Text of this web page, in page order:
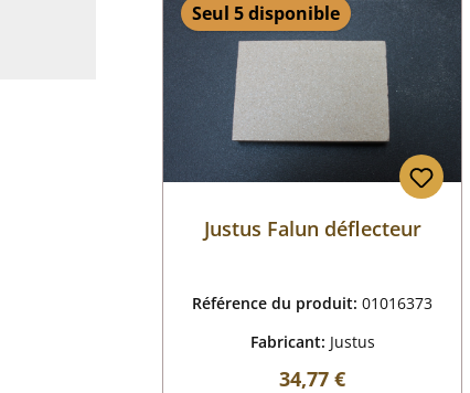
Seul 5 disponible
Justus Falun déflecteur
Référence du produit:01016373
Fabricant: Justus
Prix régulier :
34,77 €